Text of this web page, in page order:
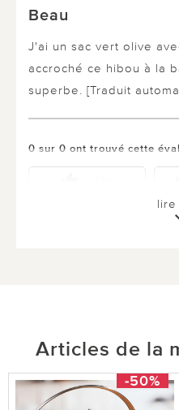
Beau
J'ai un sac vert olive
accroché ce hibou à la
superbe. [Traduit
0 sur 0 ont trouvé cette
lire
Articles de la
-50%